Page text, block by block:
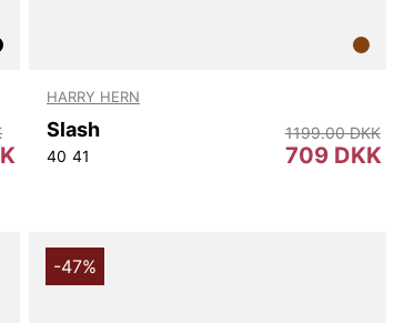
HARRY HERN
Slash
40 41 709 DKK
1199.00 DKK
-47%